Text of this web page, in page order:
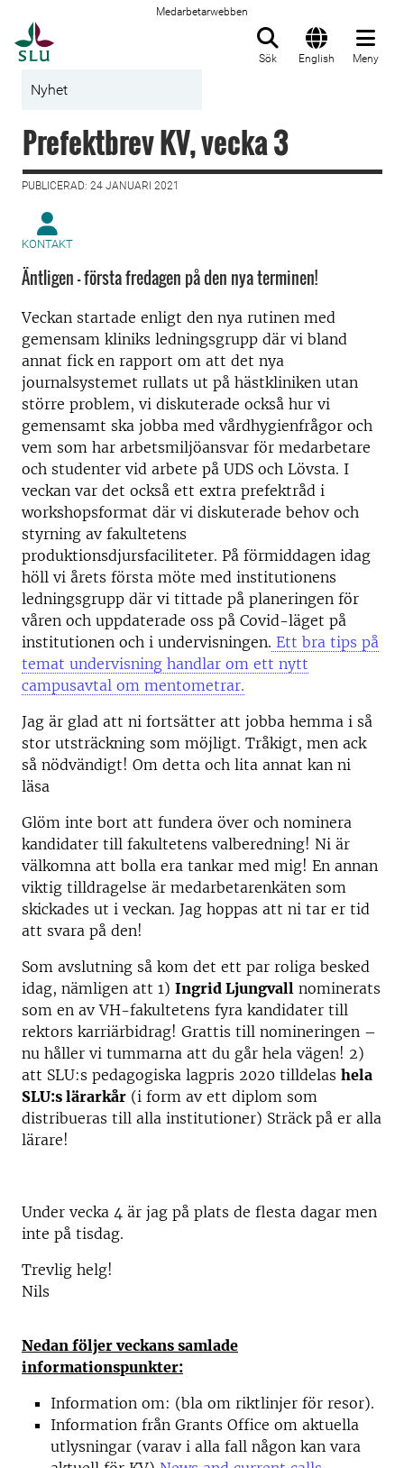
Medarbetarwebben
Sök English Meny
Nyhet
Prefektbrev KV, vecka 3
PUBLICERAD: 24 JANUARI 2021
KONTAKT
Äntligen – första fredagen på den nya terminen!
Veckan startade enligt den nya rutinen med
gemensam kliniks ledningsgrupp där vi bland
annat fick en rapport om att det nya
journalsystemet rullats ut på hästkliniken utan
större problem, vi diskuterade också hur vi
gemensamt ska jobba med vårdhygienfrågor och
vem som har arbetsmiljöansvar för medarbetare
och studenter vid arbete på UDS och Lövsta. I
veckan var det också ett extra prefektråd i
workshopsformat där vi diskuterade behov och
styrning av fakultetens
produktionsdjursfaciliteter. På förmiddagen idag
höll vi årets första möte med institutionens
ledningsgrupp där vi tittade på planeringen för
våren och uppdaterade oss på Covid-läget på
institutionen och i undervisningen. Ett bra tips på
temat undervisning handlar om ett nytt
campusavtal om mentometrar.
Jag är glad att ni fortsätter att jobba hemma i så
stor utsträckning som möjligt. Tråkigt, men ack
så nödvändigt! Om detta och lita annat kan ni
läsa
Glöm inte bort att fundera över och nominera
kandidater till fakultetens valberedning! Ni är
välkomna att bolla era tankar med mig! En annan
viktig tilldragelse är medarbetarenkäten som
skickades ut i veckan. Jag hoppas att ni tar er tid
att svara på den!
Som avslutning så kom det ett par roliga besked
idag, nämligen att 1) Ingrid Ljungvall nominerats
som en av VH-fakultetens fyra kandidater till
rektors karriärbidrag! Grattis till nomineringen –
nu håller vi tummarna att du går hela vägen! 2)
att SLU:s pedagogiska lagpris 2020 tilldelas hela
SLU:s lärarkår (i form av ett diplom som
distribueras till alla institutioner) Sträck på er alla
lärare!
Under vecka 4 är jag på plats de flesta dagar men
inte på tisdag.
Trevlig helg!
Nils
Nedan följer veckans samlade
informationspunkter:
Information om: (bla om riktlinjer för resor).
Information från Grants Office om aktuella
utlysningar (varav i alla fall någon kan vara